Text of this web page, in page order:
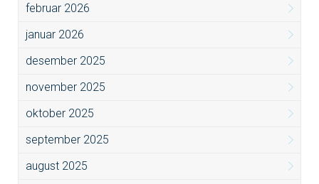
februar 2026
januar 2026
desember 2025
november 2025
oktober 2025
september 2025
august 2025